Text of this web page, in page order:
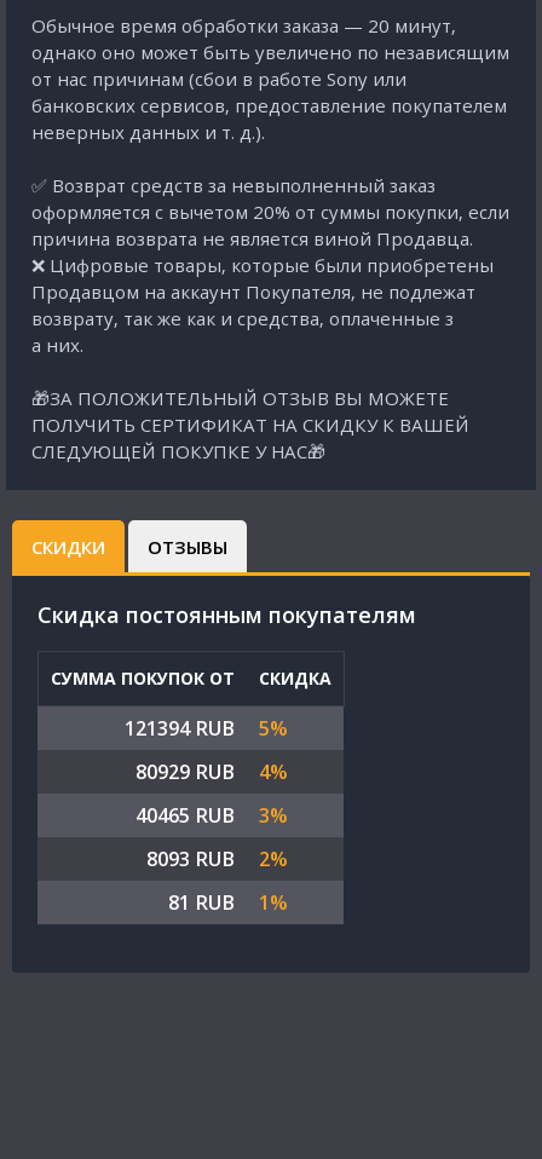
Обычное время обработки заказа — 20 минут,
однако оно может быть увеличено по независящим
от нас причинам (сбои в работе Sony или
банковских сервисов, предоставление покупателем
неверных данных и т. д.).
✅ Возврат средств за невыполненный заказ
оформляется с вычетом 20% от суммы покупки, если
причина возврата не является виной Продавца.
❌ Цифровые товары, которые были приобретены
Продавцом на аккаунт Покупателя, не подлежат
возврату, так же как и средства, оплаченные з
а них.
🎁ЗА ПОЛОЖИТЕЛЬНЫЙ ОТЗЫВ ВЫ МОЖЕТЕ
ПОЛУЧИТЬ СЕРТИФИКАТ НА СКИДКУ К ВАШЕЙ
СЛЕДУЮЩЕЙ ПОКУПКЕ У НАС🎁
СКИДКИ ОТЗЫВЫ
Cкидка постоянным покупателям
СУММА ПОКУПОК ОТ СКИДКА
121394 RUB
5%
80929 RUB
4%
40465 RUB
3%
8093 RUB
2%
81 RUB
1%